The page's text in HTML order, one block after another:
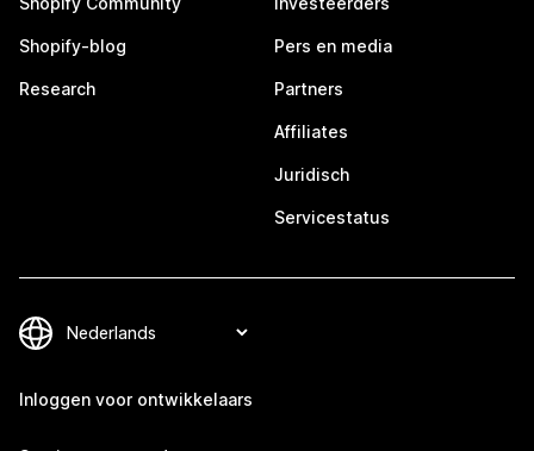
Shopify-blog
Research
Pers en media
Partners
Affiliates
Juridisch
Servicestatus
Inloggen voor ontwikkelaars